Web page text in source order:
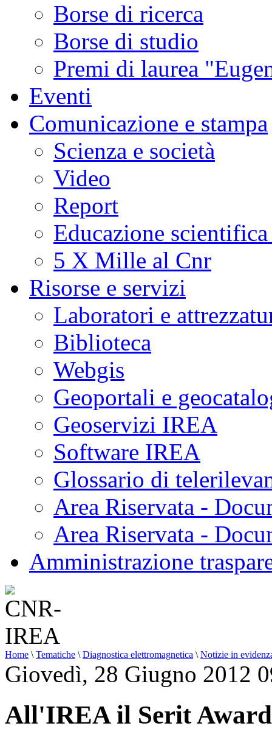
Borse di ricerca
Borse di studio
Premi di laurea
Eventi
Comunicazione e stampa
Scienza e società
Video
Report
Educazione
5 X Mille al Cnr
Risorse e servizi
Laboratori e
Biblioteca
Webgis
Geoportali e
Geoservizi IREA
Software IREA
Glossario di
Area Riservata -
Area Riservata -
Amministrazione
Home \ Tematiche \ Diagnostica elettromagnetica \ Notizie in
Giovedì, 28 Giugno 2012
All'IREA il Serit